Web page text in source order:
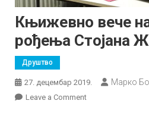
Књижевно вече
рођења Стојана
Друштво
27. децембар 2019. Марко
Leave a Commenton